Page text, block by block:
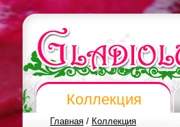
Коллекция
Главная / Коллекция